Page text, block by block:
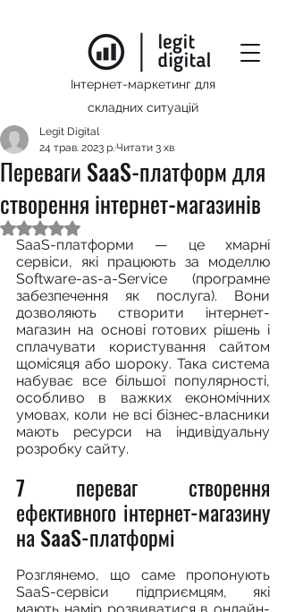
Інтернет-маркетинг для
складних ситуацій
Переваги SaaS-платформ для
створення інтернет-магазинів
Legit Digital
24 трав. 2023 р.Читати 3 хв
Оцінка: NaN з 5 зірок.
SaaS-платформи — це хмарні
сервіси, які працюють за моделлю
Software-as-a-Service (програмне
забезпечення як послуга). Вони
дозволяють створити інтернет-
магазин на основі готових рішень і
сплачувати користування сайтом
щомісяця або шороку. Така система
набуває все більшої популярності,
особливо в важких економічних
умовах, коли не всі бізнес-власники
мають ресурси на індивідуальну
розробку сайту.
7 переваг створення
ефективного інтернет-магазину
на SaaS-платформі
Розглянемо, що саме пропонують
SaaS-сервіси підприємцям, які